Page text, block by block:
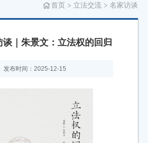
首页 立法交流 名家访谈
谈｜朱景文：立法权的回归
发布时间：2025-12-15